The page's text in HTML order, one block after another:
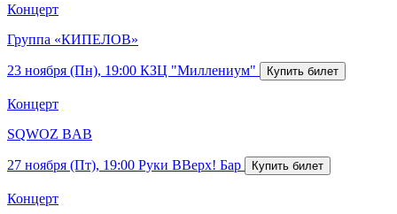
Концерт
Группа «КИПЕЛОВ»
23 ноября (Пн), 19:00 КЗЦ "Миллениум"
Концерт
SQWOZ BAB
27 ноября (Пт), 19:00 Руки ВВерх! Бар
Концерт